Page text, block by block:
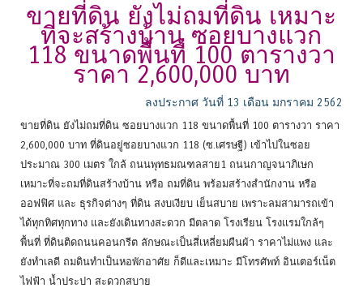
ขายที่ดิน ยังไม่ถมที่ดิน เหมาะ
ที่จะสร้างบ้าน ซอยบางแวก
118 ขนาดพื้นที่ 100 ตารางวา
ราคา 2,600,000 บาท
ลงประกาศ วันที่ 13 เดือน มกราคม 2562
ขายที่ดิน ยังไม่ถมที่ดิน ซอยบางแวก 118 ขนาดพื้นที่ 100 ตารางวา ราคา
2,600,000 บาท ที่ดินอยู่ซอยบางแวก 118 (ซ.เศรษฐี) เข้าไปในซอย
ประมาณ 300 เมตร ใกล้ ถนนพุทธมณฑลสาย1 ถนนกาญจนาภิเษก
เหมาะที่จะถมที่ดินสร้างบ้าน หรือ ถมที่ดิน พร้อมสร้างสำนักงาน หรือ
ออฟฟิศ และ ธุรกิจต่างๆ ที่ดิน สงบเงียบ เย็นสบาย เพราะลมสามารถเข้า
ได้ทุกทิศทุกทาง และยังเดินทางสะดวก มีตลาด โรงเรียน โรงแรมใกล้ๆ
พื้นที่ ที่ดินติดถนนคอนกรีต ลักษณะเป็นสี่เหลี่ยมผืนผ้า ราคาไม่แพง และ
ยังทำเลดี ถมดินทำเป็นหอพักอาศัย ก็ดีและเหมาะ มีโทรศัพท์ อินเตอร์เน็ต
ไฟฟ้า น้ำประปา สะดวกสบาย